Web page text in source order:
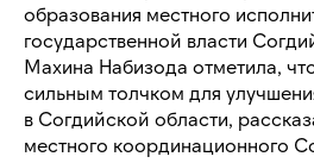
образования местного
государственной власти
Махина Набизода отметила,
сильным толчком для
в Согдийской области,
местного координационного